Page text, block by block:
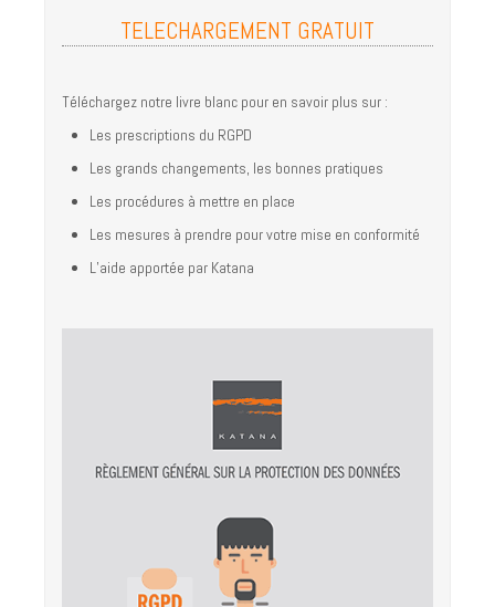
TELECHARGEMENT GRATUIT
Téléchargez notre livre blanc pour en savoir plus sur :
Les prescriptions du RGPD
Les grands changements, les bonnes pratiques
Les procédures à mettre en place
Les mesures à prendre pour votre mise en conformité
L’aide apportée par Katana